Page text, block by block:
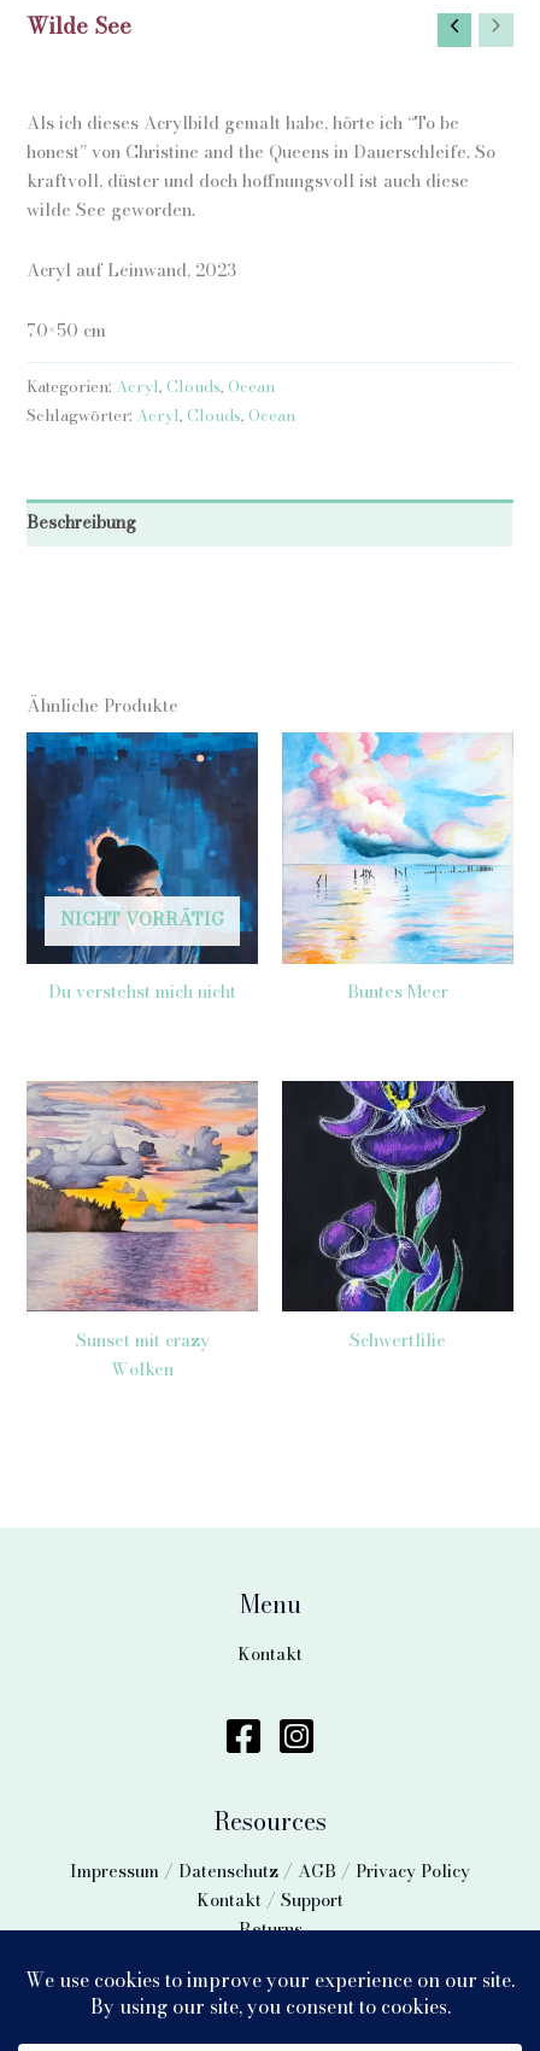
Wilde See
Als ich dieses Acrylbild gemalt habe, hörte ich “To be
honest” von Christine and the Queens in Dauerschleife. So
kraftvoll, düster und doch hoffnungsvoll ist auch diese
wilde See geworden.
Acryl auf Leinwand, 2023
70×50 cm
Kategorien: Acryl,Clouds,Ocean
Schlagwörter: Acryl,Clouds,Ocean
Beschreibung
Ähnliche Produkte
NICHT VORRÄTIG
Du verstehst mich nicht Buntes Meer
Sunset mit crazy
Wolken
Schwertlilie
Menu
Kontakt
Resources
Impressum / Datenschutz / AGB / Privacy Policy
Kontakt / Support
Returns